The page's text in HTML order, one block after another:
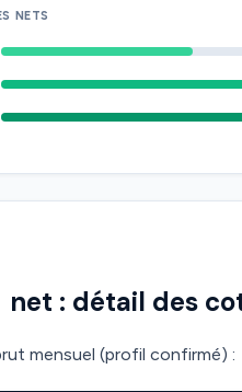
NETS
: détail des
mensuel (profil confirmé) :